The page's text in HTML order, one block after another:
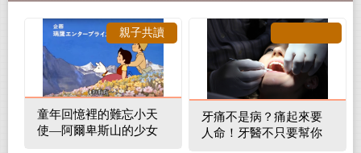
童年回憶裡的難忘小天
使—阿爾卑斯山的少女
親子共讀
牙痛不是病？痛起來要
人命！牙醫不只要幫你